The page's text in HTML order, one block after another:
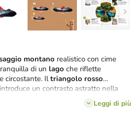
montano realistico con cime
di un lago che riflette
circostante. Iltriangolo rosso
un contrasto astratto nella
visiva. Questa combinazione di
composizione armoniosa e allo
Leggi di più